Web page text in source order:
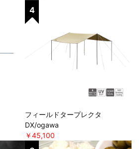
フィールドタープレクタ
DX/ogawa
￥45,100